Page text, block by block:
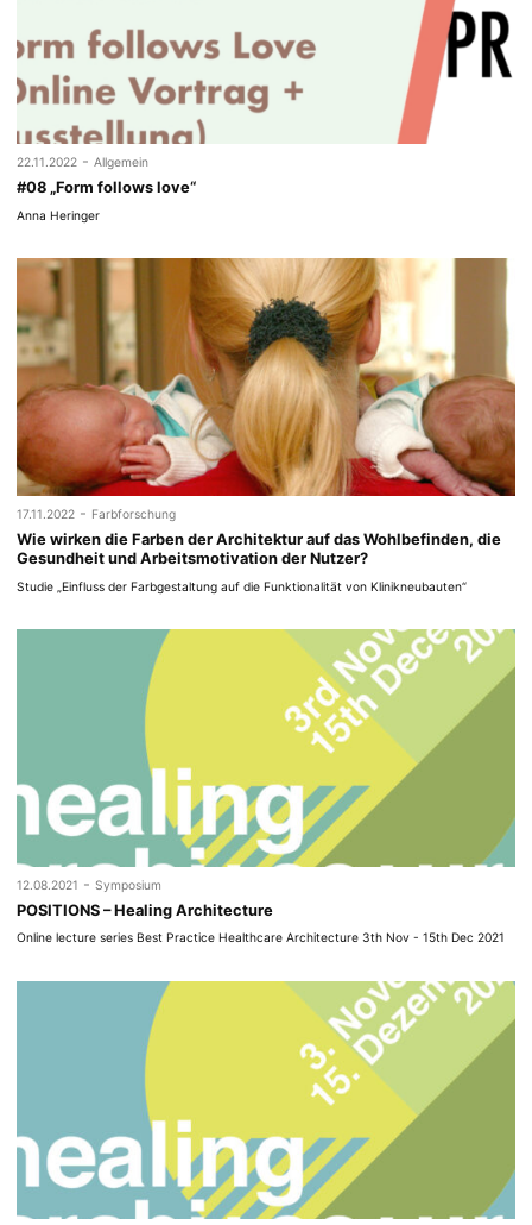
22.11.2022 - Allgemein
#08 „Form follows love“
Anna Heringer
17.11.2022 - Farbforschung
Wie wirken die Farben der Architektur auf das Wohlbefinden, die
Gesundheit und Arbeitsmotivation der Nutzer?
Studie „Einfluss der Farbgestaltung auf die Funktionalität von Klinikneubauten“
12.08.2021 - Symposium
POSITIONS – Healing Architecture
Online lecture series Best Practice Healthcare Architecture 3th Nov - 15th Dec 2021